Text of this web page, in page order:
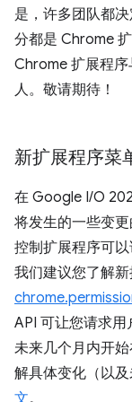
是，许多团队都
分都是 Chrome
Chrome 扩展程序
人。敬请期待！
新扩展程序菜
在 Google I/O
将发生的一些变
控制扩展程序可
我们建议您了解
API 可让您请求
未来几个月内开
解具体变化（以
文。